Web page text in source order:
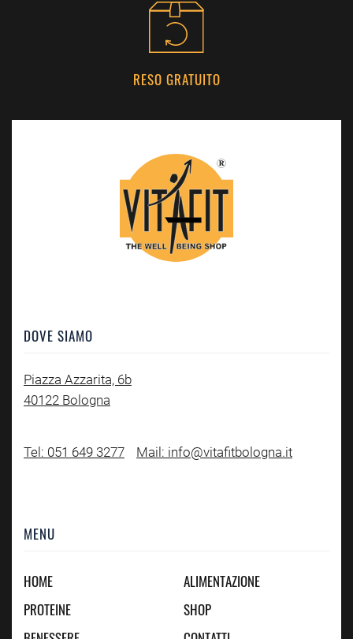
RESO GRATUITO
DOVE SIAMO
Piazza Azzarita, 6b
40122 Bologna
Tel: 051 649 3277 Mail: info@vitafitbologna.it
MENU
HOME
PROTEINE
ALIMENTAZIONE
SHOP